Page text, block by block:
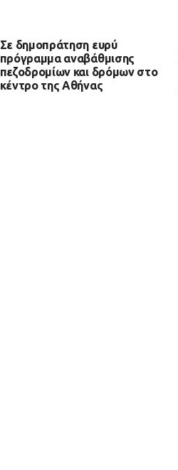
Σε δημοπράτηση ευρύ
πρόγραμμα αναβάθμισης
πεζοδρομίων και δρόμων στο
κέντρο της Αθήνας